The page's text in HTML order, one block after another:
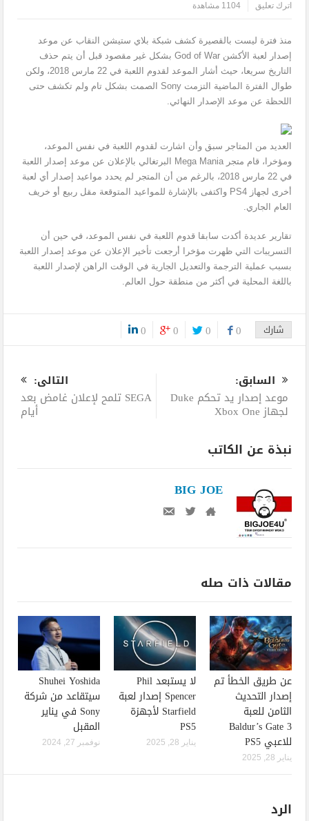
اترك تعليق
1104 مشاهدة
منذ فترة ليست بالقصيرة كشف شبكة بلاي ستيشن النقاب عن موعد
إصدار لعبة الأكشن God of War بشكل غير مقصود قبل أن يتم حذف
التاريخ سريعا، حيث أشار الموعد لقدوم اللعبة في 22 مارس 2018، ولكن
طوال الفترة الماضية التزمت Sony الصمت بشكل تام ولم تكشف حتى
اللحظة عن موعد الإصدار النهائي.
العديد من المتاجر سبق وأن اشارت لقدوم اللعبة في نفس الموعد،
ومؤخرا، قام متجر Mega Mania البرتغالي بالإعلان عن موعد إصدار اللعبة
في 22 مارس 2018، بالرغم من أن المتجر لم يحدد مواعيد إصدار أي لعبة
أخرى لجهاز PS4 واكتفى بالإشارة للمواعيد المتوقعة مقل ربيع أو خريف
العام الجاري.
تقارير عديدة أكدت سابقا قدوم اللعبة في نفس الموعد، في حين أن
التسريبات التي ظهرت مؤخرا أرجعت تأخير الإعلان عن موعد إصدار اللعبة
بسبب عملية الترجمة والتعديل الجارية في الوقت الراهن لإصدار اللعبة
باللغة المحلية في أكثر من منطقة حول العالم.
شارك 0
0
0
0
السابق:
موعد إصدار يد تحكم Duke
لجهاز Xbox One
التالى:
SEGA تلمح لإعلان غامض بعد
أيام
نبذة عن الكاتب
BIG JOE
مقالات ذات صله
عن طريق الخطأ تم
إصدار التحديث
الثامن للعبة
Baldur’s Gate 3
للاعبي PS5
يناير 28, 2025
لا يستبعد Phil
Spencer إصدار لعبة
Starfield لأجهزة
PS5
يناير 28, 2025
Shuhei Yoshida
سيتقاعد من شركة
Sony في يناير
المقبل
نوفمبر 27, 2024
الرد